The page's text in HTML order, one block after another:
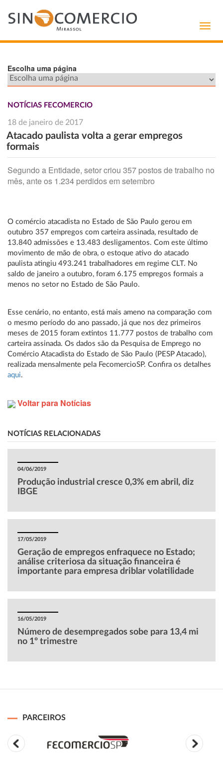
Escolha uma página
NOTÍCIAS FECOMERCIO
18 de janeiro de 2017
Atacado paulista volta a gerar empregos
formais
Segundo a Entidade, setor criou 357 postos de trabalho no
mês, ante os 1.234 perdidos em setembro
O comércio atacadista no Estado de São Paulo gerou em
outubro 357 empregos com carteira assinada, resultado de
13.840 admissões e 13.483 desligamentos. Com este último
movimento de mão de obra, o estoque ativo do atacado
paulista atingiu 493.241 trabalhadores em regime CLT. No
saldo de janeiro a outubro, foram 6.175 empregos formais a
menos no setor no Estado de São Paulo.
Esse cenário, no entanto, está mais ameno na comparação com
o mesmo período do ano passado, já que nos dez primeiros
meses de 2015 foram extintos 11.777 postos de trabalho com
carteira assinada. Os dados são da Pesquisa de Emprego no
Comércio Atacadista do Estado de São Paulo (PESP Atacado),
realizada mensalmente pela FecomercioSP. Confira os detalhes
aqui.
Voltar para Notícias
NOTÍCIAS RELACIONADAS
04/06/2019
Produção industrial cresce 0,3% em abril, diz
IBGE
17/05/2019
Geração de empregos enfraquece no Estado;
análise criteriosa da situação financeira é
importante para empresa driblar volatilidade
16/05/2019
Número de desempregados sobe para 13,4 mi
no 1º trimestre
PARCEIROS